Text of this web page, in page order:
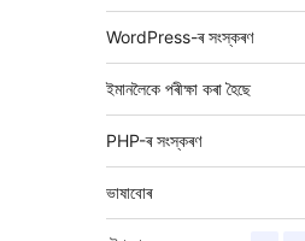
WordPress-ৰ সংস্কৰণ
ইমানলৈকে পৰীক্ষা কৰা হৈছে
PHP-ৰ সংস্কৰণ
ভাষাবোৰ